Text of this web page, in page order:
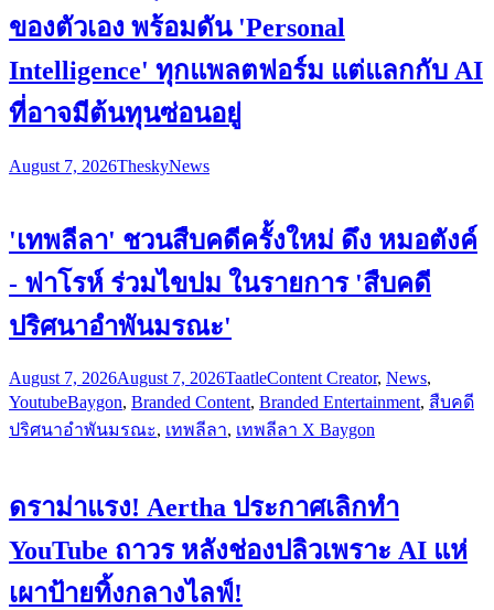
ของตัวเอง พร้อมดัน 'Personal
Intelligence' ทุกแพลตฟอร์ม แต่แลกกับ AI
ที่อาจมีต้นทุนซ่อนอยู่
August 7, 2026TheskyNews
'เทพลีลา' ชวนสืบคดีครั้งใหม่ ดึง หมอตังค์
- ฟาโรห์ ร่วมไขปม ในรายการ 'สืบคดี
ปริศนาอำพันมรณะ'
August 7, 2026August 7, 2026TaatleContent Creator, News,
YoutubeBaygon, Branded Content, Branded Entertainment, สืบคดี
ปริศนาอำพันมรณะ, เทพลีลา, เทพลีลา X Baygon
ดราม่าแรง! Aertha ประกาศเลิกทำ
YouTube ถาวร หลังช่องปลิวเพราะ AI แห่
เผาป้ายทิ้งกลางไลฟ์!